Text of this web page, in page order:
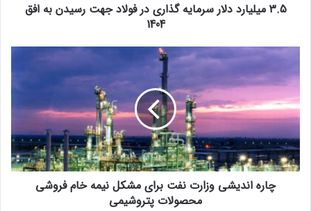
3.5 میلیارد دلار سرمایه گذاری در فولاد جهت رسیدن به افق
1404
چاره اندیشی وزارت نفت برای مشکل نیمه خام فروشی
محصولات پتروشیمی